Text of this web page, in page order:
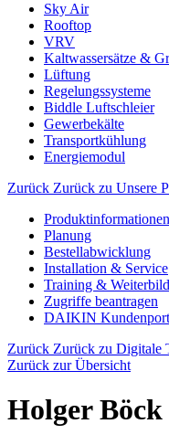
Sky Air
Rooftop
VRV
Kaltwassersätze &
Lüftung
Regelungssysteme
Biddle Luftschleier
Gewerbekälte
Transportkühlung
Energiemodul
Zurück Zurück zu Unsere
Produktinformationen
Planung
Bestellabwicklung
Installation & Service
Training &
Zugriffe beantragen
DAIKIN
Zurück Zurück zu Digitale
Zurück zur Übersicht
Holger